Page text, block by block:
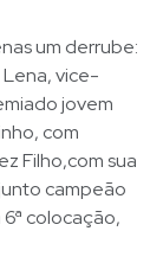
um derrube:
Lena, vice-
jovem
com
Filho,com sua
campeão
colocação,